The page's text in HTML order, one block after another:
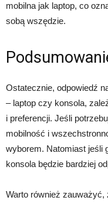
mobilna jak laptop, co
sobą wszędzie.
Ostatecznie, odpowiedź
– laptop czy konsola,
i preferencji. Jeśli
mobilność i
wyborem. Natomiast jeśli
konsola będzie bardziej
Warto również